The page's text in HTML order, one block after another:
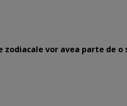
zodiacale vor avea parte de